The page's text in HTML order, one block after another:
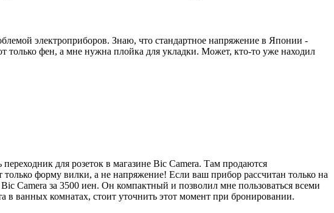
электроприборов. Знаю, что стандартное напряжение в Японии -
только фен, а мне нужна плойка для укладки. Может, кто-то уже находил
для розеток в магазине Bic Camera. Там продаются
форму вилки, а не напряжение! Если ваш прибор рассчитан только на
Camera за 3500 иен. Он компактный и позволил мне пользоваться всеми
ванных комнатах, стоит уточнить этот момент при бронировании.